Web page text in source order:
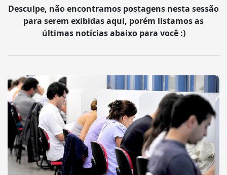
Desculpe, não encontramos postagens nesta sessão
para serem exibidas aqui, porém listamos as
últimas notícias abaixo para você :)